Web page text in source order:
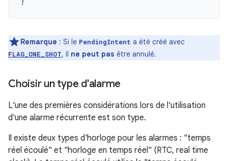
Remarque : Si le PendingIntent a été créé avec
FLAG_ONE_SHOT, il ne peut pas être annulé.
Choisir un type d'alarme
L'une des premières considérations lors de l'utilisation
d'une alarme récurrente est son type.
Il existe deux types d'horloge pour les alarmes : "temps
réel écoulé" et "horloge en temps réel" (RTC, real time